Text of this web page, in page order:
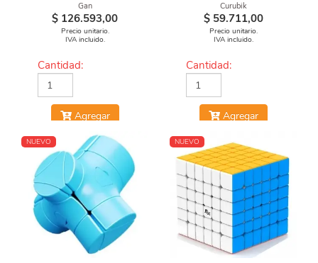
Gan
$ 126.593,00
Precio unitario.
IVA incluido.
Cantidad:
Agregar
Curubik
$ 59.711,00
Precio unitario.
IVA incluido.
Cantidad:
Agregar
NUEVO NUEVO